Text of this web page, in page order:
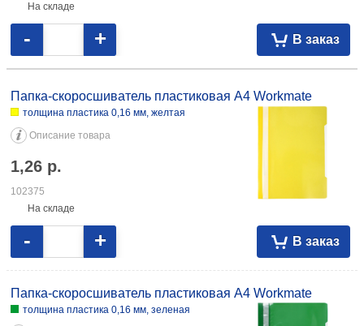
На складе
В заказ
- +
Папка-скоросшиватель пластиковая А4 Workmate
толщина пластика 0,16 мм, желтая
Описание товара
1,26 р.
102375
На складе
В заказ
- +
Папка-скоросшиватель пластиковая А4 Workmate
толщина пластика 0,16 мм, зеленая